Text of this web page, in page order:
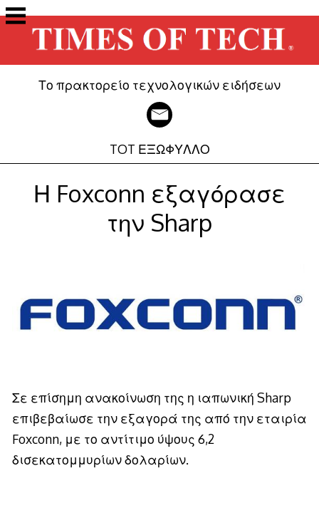
Μετάβαση
στο
περιεχόμενο
Το πρακτορείο τεχνολογικών ειδήσεων
TOT ΕΞΩΦΥΛΛΟ
Η Foxconn εξαγόρασε
την Sharp
Σε επίσημη ανακοίνωση της η ιαπωνική Sharp
επιβεβαίωσε την εξαγορά της από την εταιρία
Foxconn, με το αντίτιμο ύψους 6,2
δισεκατομμυρίων δολαρίων.